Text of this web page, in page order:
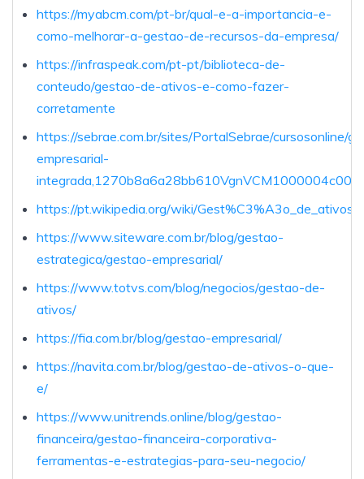
https://myabcm.com/pt-br/qual-e-a-importancia-e-
como-melhorar-a-gestao-de-recursos-da-empresa/
https://infraspeak.com/pt-pt/biblioteca-de-
conteudo/gestao-de-ativos-e-como-fazer-
corretamente
https://sebrae.com.br/sites/PortalSebrae/cursosonline/
empresarial-
https://pt.wikipedia.org/wiki/Gest%C3%A3o_de_ativos
https://www.siteware.com.br/blog/gestao-
estrategica/gestao-empresarial/
https://www.totvs.com/blog/negocios/gestao-de-
ativos/
https://fia.com.br/blog/gestao-empresarial/
https://navita.com.br/blog/gestao-de-ativos-o-que-
e/
https://www.unitrends.online/blog/gestao-
financeira/gestao-financeira-corporativa-
ferramentas-e-estrategias-para-seu-negocio/